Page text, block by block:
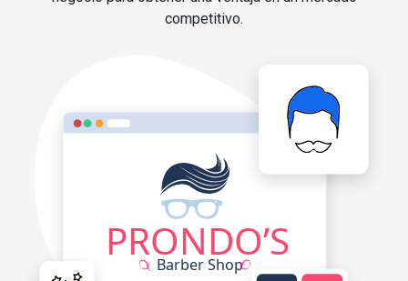
competitivo.